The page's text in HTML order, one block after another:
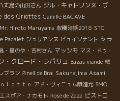
丈島の山田さん ジル・キャトリンヌ・ヴ
des Griottes Camille BACAVE
Mr. Hiroto Maruyama 収穫時期2018 STC
Pacalet ジュリアンヌ ビュイソナント タラ
・星のや・吉村さん マッシモ マス・ドゥ・
・クロード・ラパリュ Bazas viande 桜
ブラン Pinell de Brai Sakurajima Asami
ｌｅｔｔｅ アド・ヴィニュム醸造元 BMO
エスポア・ナカモト Rose de Zaza ビストロ